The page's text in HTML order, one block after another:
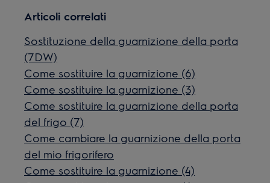
Articoli correlati
Sostituzione della guarnizione della porta
(7DW)
Come sostituire la guarnizione (6)
Come sostituire la guarnizione (3)
Come sostituire la guarnizione della porta
del frigo (7)
Come cambiare la guarnizione della porta
del mio frigorifero
Come sostituire la guarnizione (4)